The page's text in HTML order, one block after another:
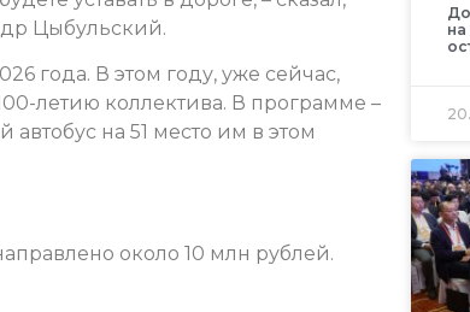
Цыбульский.
года. В этом году, уже сейчас,
летию коллектива. В программе –
на 51 место им в этом
около 10 млн рублей.